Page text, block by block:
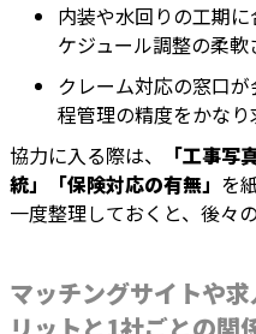
内装や水回りの工期
ケジュール調整の柔軟
クレーム対応の窓口
程管理の精度をかなり
協力に入る際は、
「工事
統」「保険対応の有無」 を
一度整理しておくと、後々
マッチングサイトや